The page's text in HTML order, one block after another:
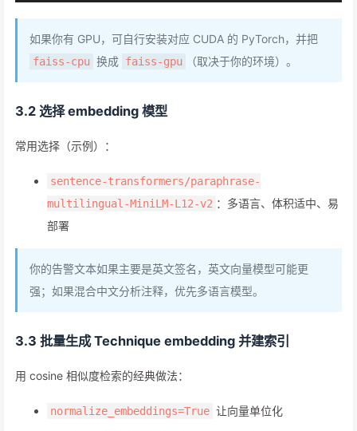
如果你有 GPU，可自行安装对应 CUDA 的 PyTorch，并把
faiss-cpu 换成 faiss-gpu （取决于你的环境）。
3.2 选择 embedding 模型
常用选择（示例）：
sentence-transformers/paraphrase-
multilingual-MiniLM-L12-v2 ：多语言、体积适中、易
部署
你的告警文本如果主要是英文签名，英文向量模型可能更
强；如果混合中文分析注释，优先多语言模型。
3.3 批量生成 Technique embedding 并建索引
用 cosine 相似度检索的经典做法：
normalize_embeddings=True 让向量单位化